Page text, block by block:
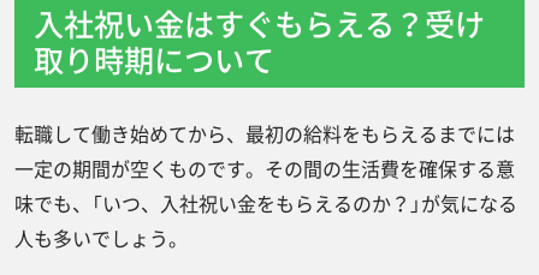
入社祝い金はすぐもらえる？受け
取り時期について
転職して働き始めてから、最初の給料をもらえるまでには
一定の期間が空くものです。その間の生活費を確保する意
味でも、「いつ、入社祝い金をもらえるのか？」が気になる
人も多いでしょう。